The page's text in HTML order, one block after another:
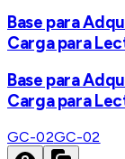
Base para
Carga para
Base para
Carga para
GC-02GC-02